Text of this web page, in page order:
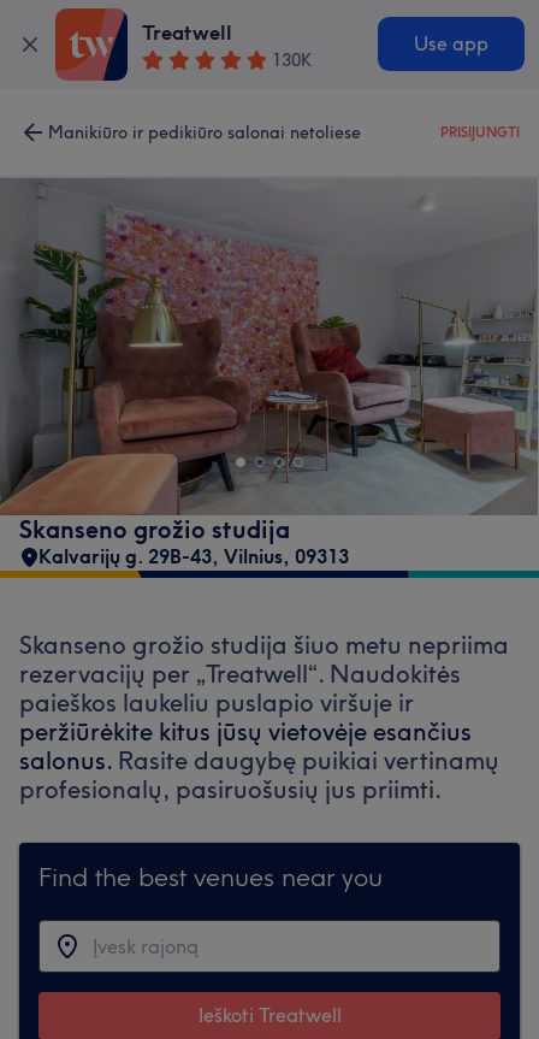
Treatwell
130K
Use app
Manikiūro ir pedikiūro salonai netoliese PRISIJUNGTI
Skanseno grožio studija
Kalvarijų g. 29B-43, Vilnius, 09313
Skanseno grožio studija šiuo metu nepriima
rezervacijų per „Treatwell“. Naudokitės
paieškos laukeliu puslapio viršuje ir
peržiūrėkite kitus jūsų vietovėje esančius
salonus. Rasite daugybę puikiai vertinamų
profesionalų, pasiruošusių jus priimti.
Find the best venues near you
Ieškoti Treatwell